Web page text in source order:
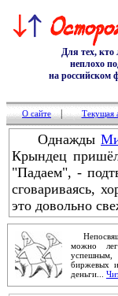
Для тех, кто
неплохо
на российском
О сайте Текущая
Однажды
Крындец
"Падаем", -
сговариваясь,
это довольно
можно
биржевых
деньги...